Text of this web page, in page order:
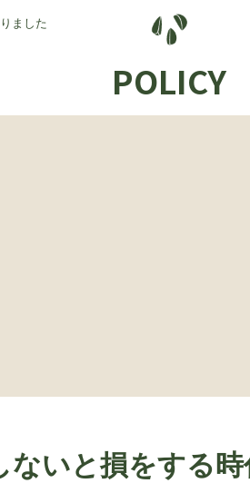
ました
POLICY
ないと損をする